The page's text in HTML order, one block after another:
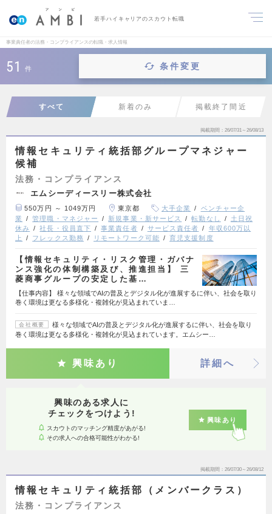
若手ハイキャリアのスカウト転職
事業責任者の法務・コンプライアンスの転職・求人情報
51 件 条件変更
すべて 新着のみ 掲載終了間近
掲載期間 26/07/31～26/08/13
情報セキュリティ統括部グループマネジャー
候補
法務・コンプライアンス
エムシーディースリー株式会社
550万円 ～ 1049万円 東京都 大手企業
ベンチャー企
業
管理職・マネジャー 新規事業・新サービス 転勤なし
土日祝
休み
社長・役員直下 事業責任者 サービス責任者
年収600万以
上
フレックス勤務 リモートワーク可能 育児支援制度
【情報セキュリティ・リスク管理・ガバナ
ンス強化の体制構築及び、推進担当】 三
菱商事グループの安定した基…
【仕事内容】 様々な領域でAIの普及とデジタル化が進展するに伴い、社会を取り
巻く環境は更なる多様化・複雑化が見込まれていま…
会社概要
様々な領域でAIの普及とデジタル化が進展するに伴い、社会を取り
巻く環境は更なる多様化・複雑化が見込まれています。エムシー…
興味あり 詳細へ
興味のある求人に
チェックをつけよう!
スカウトのマッチング精度があがる!
その求人への合格可能性がわかる!
興味あり
掲載期間 26/07/30～26/08/12
情報セキュリティ統括部（メンバークラス）
法務・コンプライアンス